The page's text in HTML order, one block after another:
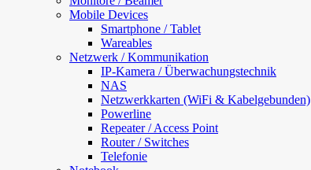
Mobile Devices
Smartphone / Tablet
Wareables
Netzwerk / Kommunikation
IP-Kamera / Überwachungstechnik
NAS
Netzwerkkarten (WiFi & Kabelgebunden)
Powerline
Repeater / Access Point
Router / Switches
Telefonie